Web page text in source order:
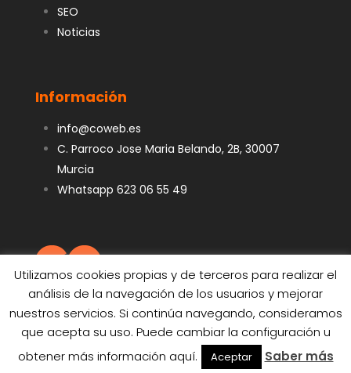
SEO
Noticias
Información
info@coweb.es
C. Parroco Jose Maria Belando, 2B, 30007
Murcia
Whatsapp 623 06 55 49
Utilizamos cookies propias y de terceros para realizar el
análisis de la navegación de los usuarios y mejorar
nuestros servicios. Si continúa navegando, consideramos
que acepta su uso. Puede cambiar la configuración u
obtener más información aquí.
Aceptar Saber más